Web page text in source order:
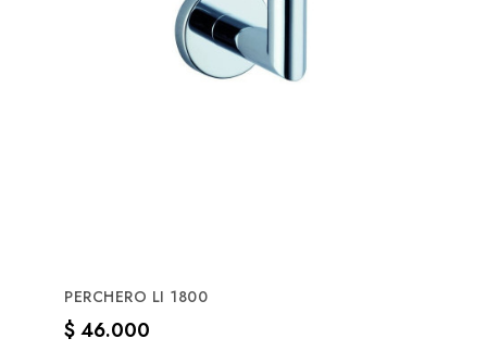
PERCHERO LI 1800
Precio
$ 46.000